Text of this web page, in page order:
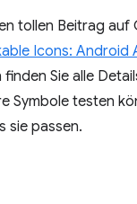
tollen Beitrag auf
Icons: Android
finden Sie alle
Symbole testen
sie passen.